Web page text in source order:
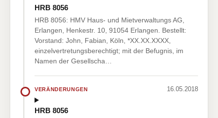
HRB 8056
HRB 8056: HMV Haus- und Mietverwaltungs AG,
Erlangen, Henkestr. 10, 91054 Erlangen. Bestellt:
Vorstand: John, Fabian, Köln, *XX.XX.XXXX,
einzelvertretungsberechtigt; mit der Befugnis, im
Namen der Gesellscha…
VERÄNDERUNGEN 16.05.2018
HRB 8056